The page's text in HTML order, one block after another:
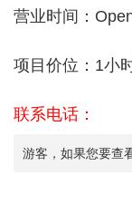
营业时间：
项目价位：1小
联系电话：
游客，如果您要查